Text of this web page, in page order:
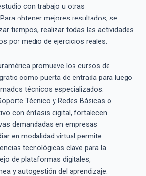
con trabajo u otras
obtener mejores resultados, se
tiempos, realizar todas las actividades
por medio de ejercicios reales.
promueve los cursos de
como puerta de entrada para luego
técnicos especializados.
Técnico y Redes Básicas o
con énfasis digital, fortalecen
demandadas en empresas
en modalidad virtual permite
tecnológicas clave para la
de plataformas digitales,
y autogestión del aprendizaje.